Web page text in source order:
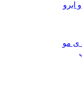
ابرو
ی مو